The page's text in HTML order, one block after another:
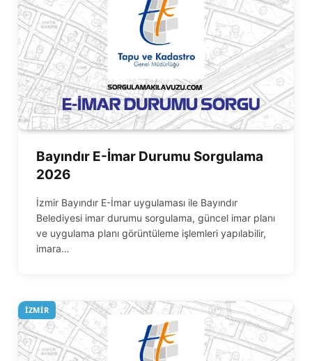
Bayındır E-İmar Durumu Sorgulama
2026
İzmir Bayındır E-İmar uygulaması ile Bayındır
Belediyesi imar durumu sorgulama, güncel imar planı
ve uygulama planı görüntüleme işlemleri yapılabilir,
imara…
İZMIR